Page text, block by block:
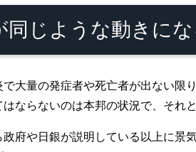
同じような動きに
大量の発症者や死亡者が出ない限
ならないのは本邦の状況で、それ
府や日銀が説明している以上に景